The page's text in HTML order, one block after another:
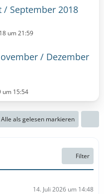
/ September 2018
um 21:59
/ Dezember
um 15:54
Alle als gelesen markieren
Filter
14. Juli 2026 um 14:48